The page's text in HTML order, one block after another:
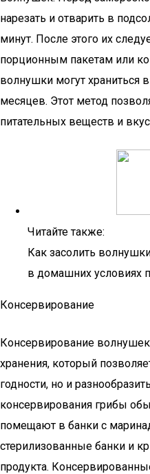
нарезать и отварить в
минут. После этого их
порционным пакетам или
волнушки могут храниться
месяцев. Этот метод
питательных веществ и
Читайте также:
Как засолить
в домашних условиях
Консервирование
Консервирование
хранения, который
годности, но и
консервирования грибы
помещают в банки с
стерилизованные банки и
продукта.